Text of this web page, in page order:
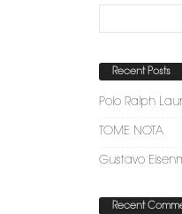
Recent Posts
Polo Ralph
TOME NOTA
Gustavo
Recent